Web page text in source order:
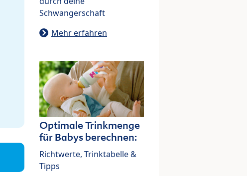
Schwangerschaft
Mehr erfahren
Optimale Trinkmenge
für Babys berechnen:
Richtwerte, Trinktabelle &
Tipps